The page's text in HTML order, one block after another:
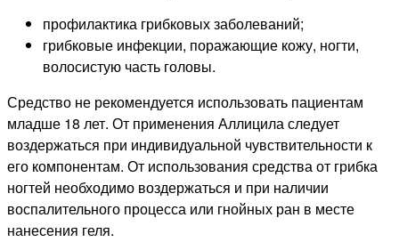
профилактика грибковых заболеваний;
грибковые инфекции, поражающие кожу, ногти,
волосистую часть головы.
Средство не рекомендуется использовать пациентам
младше 18 лет. От применения Аллицила следует
воздержаться при индивидуальной чувствительности к
его компонентам. От использования средства от грибка
ногтей необходимо воздержаться и при наличии
воспалительного процесса или гнойных ран в месте
нанесения геля.